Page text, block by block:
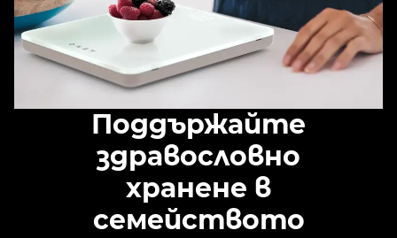
Поддържайте
здравословно
хранене в
семейството